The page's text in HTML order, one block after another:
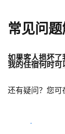
常见问
如果客人损坏了
我的住宿何时可
还有疑问？您可
开始迎客